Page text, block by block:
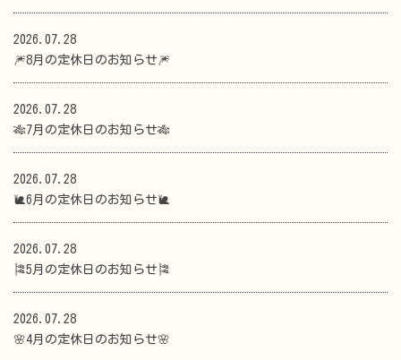
2026.07.28
🎆8月の定休日のお知らせ🎆
2026.07.28
🎋7月の定休日のお知らせ🎋
2026.07.28
🐌6月の定休日のお知らせ🐌
2026.07.28
🎏5月の定休日のお知らせ🎏
2026.07.28
🌸4月の定休日のお知らせ🌸